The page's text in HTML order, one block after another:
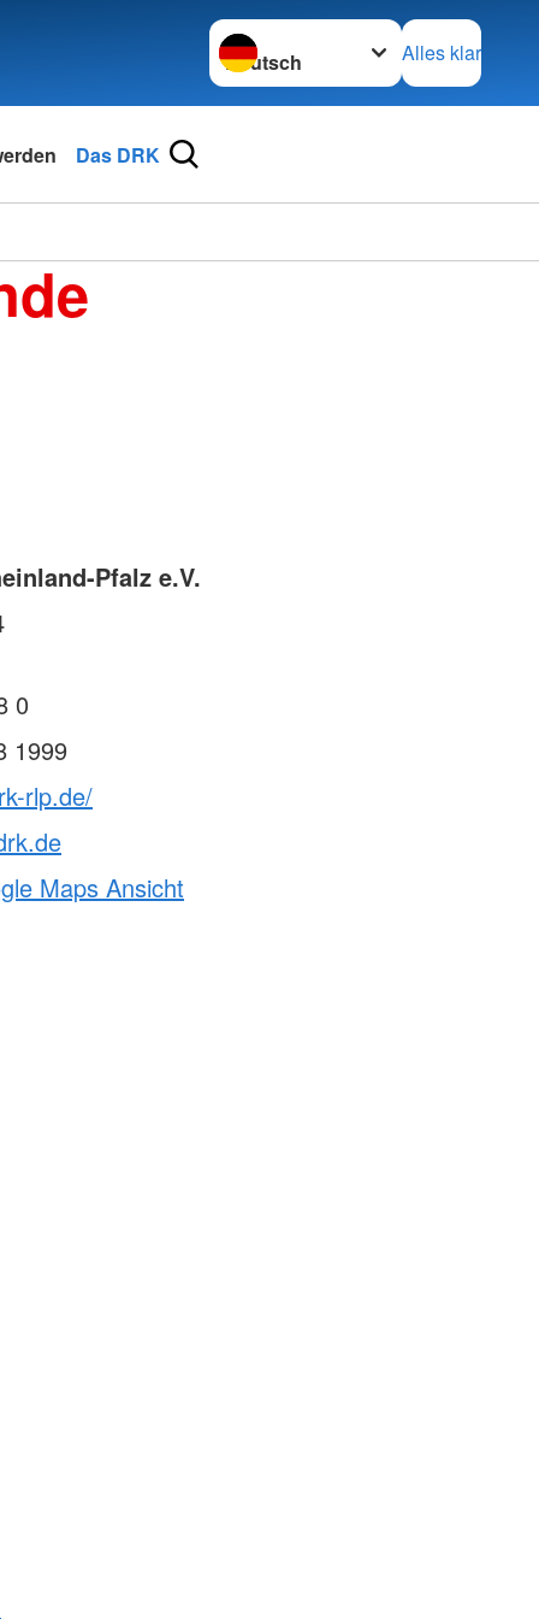
Sprache wechseln zu
Alles klar
Das DRK
Pfalz e.V.
0
1999
rlp.de/
Maps Ansicht